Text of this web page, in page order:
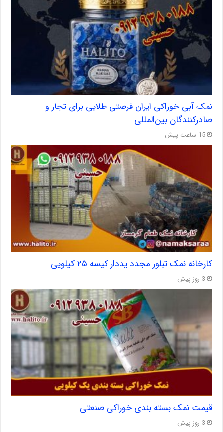
نمک آبی خوراکی ایران فرصتی طلایی برای تجار و
صادرکنندگان بین‌المللی
15 ساعت پیش
کارخانه نمک تبلور مجدد یددار کیسه ۲۵ کیلویی
3 روز پیش
قیمت نمک بسته بندی خوراکی صنعتی
3 روز پیش